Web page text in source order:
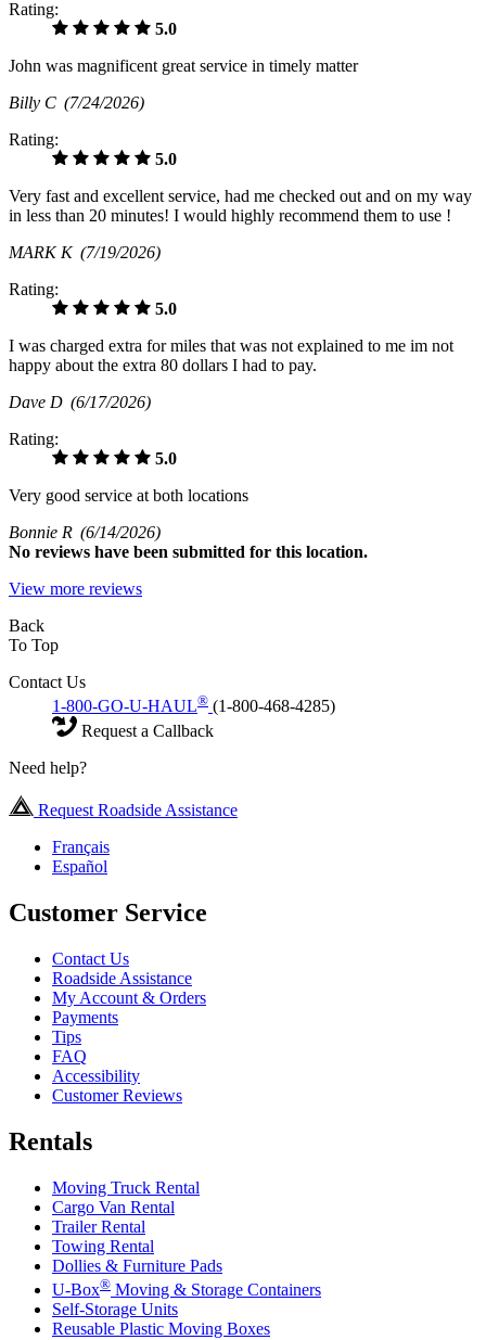
Rating:
5.0
John was magnificent great service in timely matter
Billy C (7/24/2026)
Rating:
5.0
Very fast and excellent service, had me checked out and on my way
in less than 20 minutes! I would highly recommend them to use !
MARK K (7/19/2026)
Rating:
5.0
I was charged extra for miles that was not explained to me im not
happy about the extra 80 dollars I had to pay.
Dave D (6/17/2026)
Rating:
5.0
Very good service at both locations
Bonnie R (6/14/2026)
No reviews have been submitted for this location.
View more reviews
Back
To Top
Contact Us
1-800-GO-U-HAUL® (1-800-468-4285)
Request a Callback
Need help?
Request Roadside Assistance
Français
Español
Customer Service
Contact Us
Roadside Assistance
My Account & Orders
Payments
Tips
FAQ
Accessibility
Customer Reviews
Rentals
Moving Truck Rental
Cargo Van Rental
Trailer Rental
Towing Rental
Dollies & Furniture Pads
U-Box® Moving & Storage Containers
Self-Storage Units
Reusable Plastic Moving Boxes